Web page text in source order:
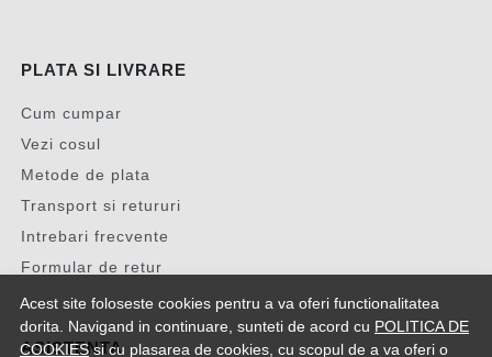
Acest site foloseste cookies pentru a va oferi functionalitatea
dorita. Navigand in continuare, sunteti de acord cu POLITICA DE
COOKIESsi cu plasarea de cookies, cu scopul de a va oferi o
PLATA SI LIVRARE
Cum cumpar
Vezi cosul
Metode de plata
Transport si retururi
Intrebari frecvente
Formular de retur
ASISTENTA